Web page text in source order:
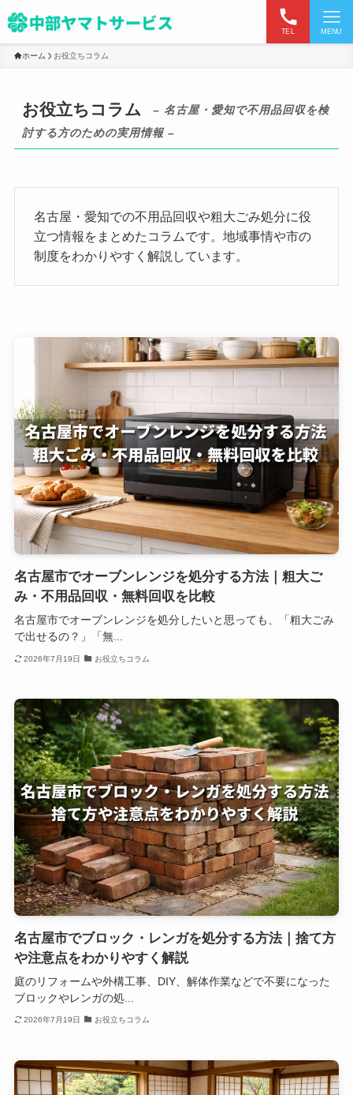
TEL MENU
ホーム お役立ちコラム
お役立ちコラム
– 名古屋・愛知で不用品回収を検
討する方のための実用情報 –
名古屋・愛知での不用品回収や粗大ごみ処分に役
立つ情報をまとめたコラムです。地域事情や市の
制度をわかりやすく解説しています。
名古屋市でオーブンレンジを処分する方法｜粗大ご
み・不用品回収・無料回収を比較
名古屋市でオーブンレンジを処分したいと思っても、「粗大ごみ
で出せるの？」「無...
2026年7月19日 お役立ちコラム
名古屋市でブロック・レンガを処分する方法｜捨て方
や注意点をわかりやすく解説
庭のリフォームや外構工事、DIY、解体作業などで不要になった
ブロックやレンガの処...
2026年7月19日 お役立ちコラム